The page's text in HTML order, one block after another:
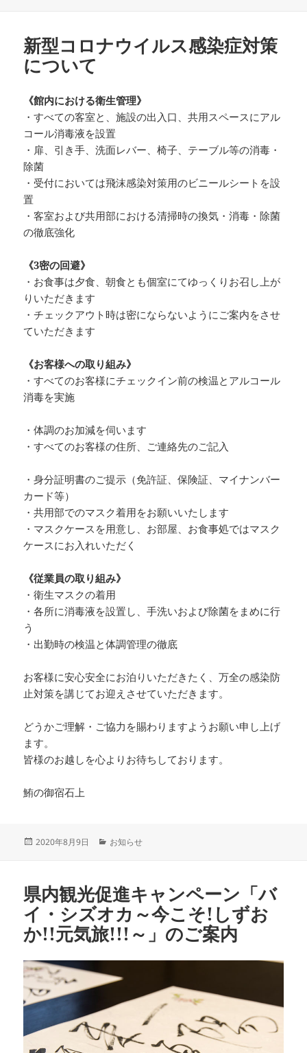
ー
新型コロナウイルス感染症対策
について
《館内における衛生管理》
・すべての客室と、施設の出入口、共用スペースにアル
コール消毒液を設置
・扉、引き手、洗面レバー、椅子、テーブル等の消毒・
除菌
・受付においては飛沫感染対策用のビニールシートを設
置
・客室および共用部における清掃時の換気・消毒・除菌
の徹底強化
《3密の回避》
・お食事は夕食、朝食とも個室にてゆっくりお召し上が
りいただきます
・チェックアウト時は密にならないようにご案内をさせ
ていただきます
《お客様への取り組み》
・すべてのお客様にチェックイン前の検温とアルコール
消毒を実施
・体調のお加減を伺います
・すべてのお客様の住所、ご連絡先のご記入
・身分証明書のご提示（免許証、保険証、マイナンバー
カード等）
・共用部でのマスク着用をお願いいたします
・マスクケースを用意し、お部屋、お食事処ではマスク
ケースにお入れいただく
《従業員の取り組み》
・衛生マスクの着用
・各所に消毒液を設置し、手洗いおよび除菌をまめに行
う
・出勤時の検温と体調管理の徹底
お客様に安心安全にお泊りいただきたく、万全の感染防
止対策を講じてお迎えさせていただきます。
どうかご理解・ご協力を賜わりますようお願い申し上げ
ます。
皆様のお越しを心よりお待ちしております。
鮪の御宿石上
投
2020年8月9日
カ
ー
お知らせ
県内観光促進キャンペーン「バ
イ・シズオカ～今こそ!しずお
か!!元気旅!!!～」のご案内